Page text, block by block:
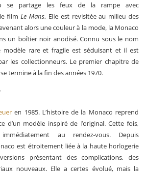
se partage les feux de la rampe avec
le filmLe Mans. Elle est revisitée au milieu des
alors une couleur à la mode, la Monaco
un boîtier noir anodisé. Connu sous le nom
modèle rare et fragile est séduisant et il est
les collectionneurs. Le premier chapitre de
termine à la fin des années 1970.
en 1985. L’histoire de la Monaco reprend
d’un modèle inspiré de l’original. Cette fois,
au rendez-vous. Depuis
est étroitement liée à la haute horlogerie
présentant des complications, des
nouveaux. Elle a certes évolué, mais la